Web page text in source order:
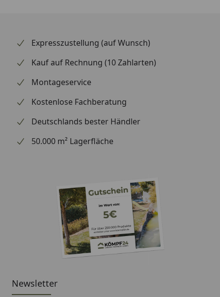
Gepäcksysteme. Inkl. Schlüssel. SHAD ist seit über 50
Motorrad-Gepäcksysteme und Zubehör und
innovativen Lösungen für Tour, Alltag und Abenteuer.
Expresszustellung (auf Wunsch)
Kauf auf Rechnung (10 Zahlarten)
Montageservice
Kostenlose Fachberatung
Deutschlands bester Händler
50.000 m² Lagerfläche
Newsletter